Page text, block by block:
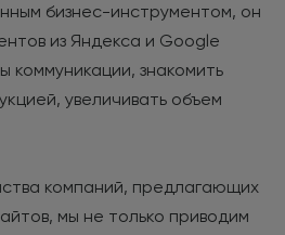
бизнес-инструментом, он
из Яндекса и Google
коммуникации, знакомить
увеличивать объем
компаний, предлагающих
мы не только приводим